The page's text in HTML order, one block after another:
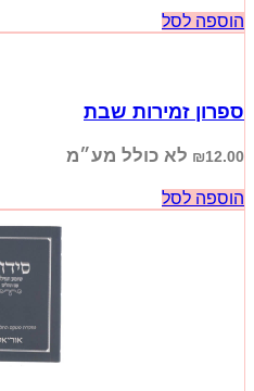
הוספה לסל
ספרון זמירות שבת
₪12.00 לא כולל מע״מ
הוספה לסל